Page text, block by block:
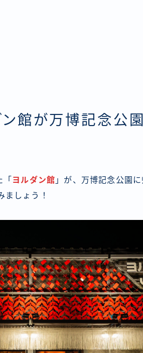
ン館が万博記念公
ヨルダン館 」が、万博記念公園
ましょう！